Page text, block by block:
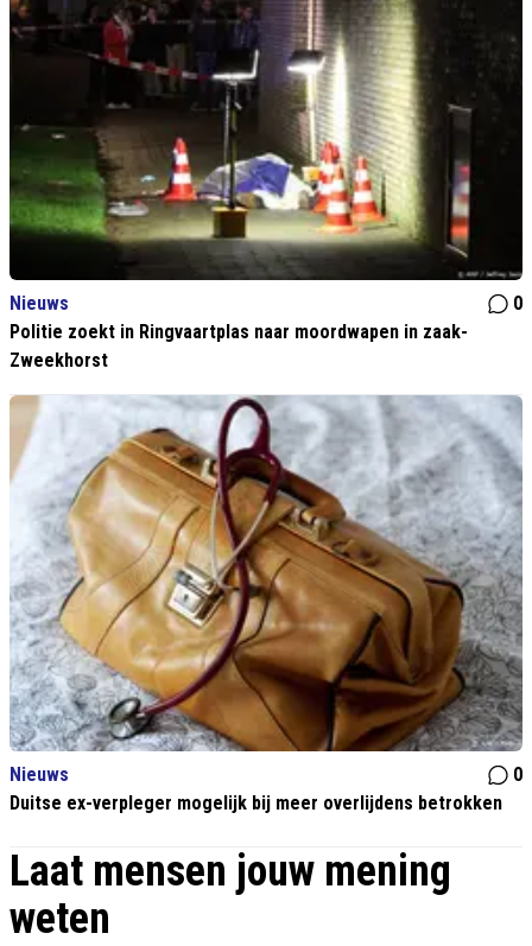
Nieuws
0
Politie zoekt in Ringvaartplas naar moordwapen in zaak-
Zweekhorst
Nieuws
0
Duitse ex-verpleger mogelijk bij meer overlijdens betrokken
Laat mensen jouw mening
weten